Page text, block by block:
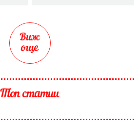
Виж
още
Топ статии